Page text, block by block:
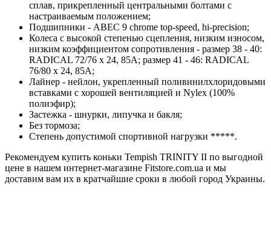
сплав, прикрепленный центральными болтами с
настраиваемым положением;
Подшипники - ABEC 9 chrome top-speed, hi-precision;
Колеса с высокой степенью сцепления, низким износом,
низким коэффициентом сопротивления - размер 38 - 40:
RADICAL 72/76 x 24, 85A; размер 41 - 46: RADICAL
76/80 x 24, 85A;
Лайнер - нейлон, укрепленный поливинилхлоридовыми
вставками с хорошей вентиляцией и Nylex (100%
полиэфир);
Застежка - шнурки, липучка и бакля;
Без тормоза;
Степень допустимой спортивной нагрузки *****.
Рекомендуем купить коньки Tempish TRINITY II по выгодной
цене в нашем интернет-магазине Fitstore.com.ua и мы
доставим вам их в кратчайшие сроки в любой город Украины.